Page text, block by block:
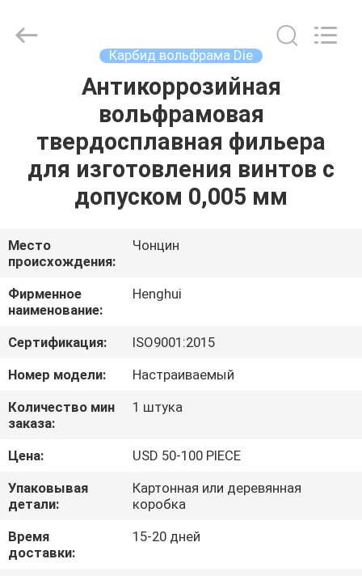
ПРОДУКТЫ
ВИДЕО
О
НАС
ПУТЕШЕСТВИЕ
ФАБРИКИ
ПРОВЕРКА
КАЧЕСТВА
СВЯЖИТЕСЬ
МЫ
НОВОСТИ
Карбид вольфрама Die
Антикоррозийная
вольфрамовая
твердосплавная фильера
для изготовления винтов с
допуском 0,005 мм
Место
происхождения:
Чонцин
Фирменное
наименование:
Henghui
Сертификация:
ISO9001:2015
Номер модели:
Настраиваемый
Количество мин
заказа:
1 штука
Цена:
USD 50-100 PIECE
Упаковывая
детали:
Картонная или деревянная
коробка
Время
доставки:
15-20 дней